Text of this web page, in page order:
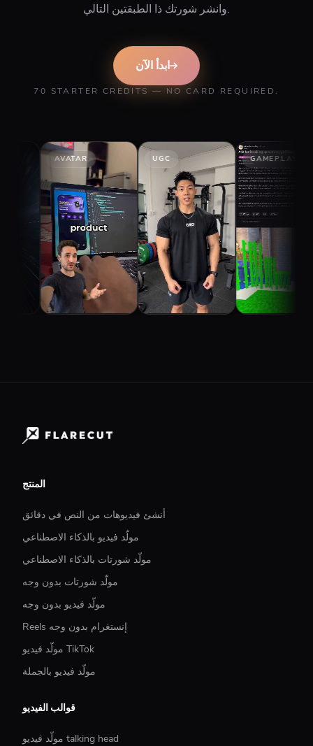
وانشر شورتك ذا الطبقتين التالي.
ابدأ الآن
70 STARTER CREDITS — NO CARD REQUIRED.
GAMEPLAY
المنتج
أنشئ فيديوهات من النص في دقائق
مولّد فيديو بالذكاء الاصطناعي
مولّد شورتات بالذكاء الاصطناعي
مولّد شورتات بدون وجه
مولّد فيديو بدون وجه
Reels إنستغرام بدون وجه
مولّد فيديو TikTok
مولّد فيديو بالجملة
قوالب الفيديو
مولّد فيديو talking head